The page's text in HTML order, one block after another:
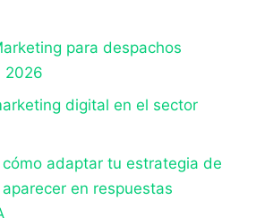
para despachos
2026
digital en el sector
cómo adaptar tu estrategia de
en respuestas